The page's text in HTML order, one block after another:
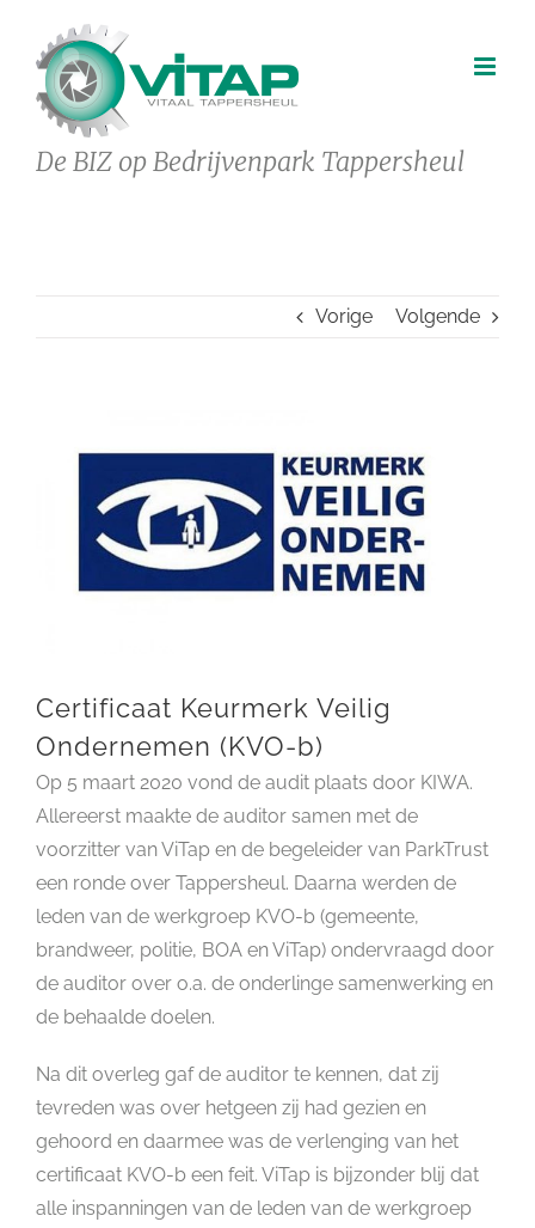
inhoud
De BIZ op Bedrijvenpark Tappersheul
Vorige Volgende
grotere
afbeelding
Certificaat Keurmerk Veilig
Ondernemen (KVO-b)
Op 5 maart 2020 vond de audit plaats door KIWA.
Allereerst maakte de auditor samen met de
voorzitter van ViTap en de begeleider van ParkTrust
een ronde over Tappersheul. Daarna werden de
leden van de werkgroep KVO-b (gemeente,
brandweer, politie, BOA en ViTap) ondervraagd door
de auditor over o.a. de onderlinge samenwerking en
de behaalde doelen.
Na dit overleg gaf de auditor te kennen, dat zij
tevreden was over hetgeen zij had gezien en
gehoord en daarmee was de verlenging van het
certificaat KVO-b een feit. ViTap is bijzonder blij dat
alle inspanningen van de leden van de werkgroep